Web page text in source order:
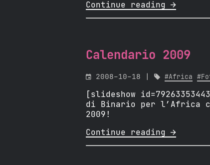
Continue reading 
Calendario 2009
 2008-10-18 |  #Africa
[slideshow
di Binario per l’Africa
2009!
Continue reading 